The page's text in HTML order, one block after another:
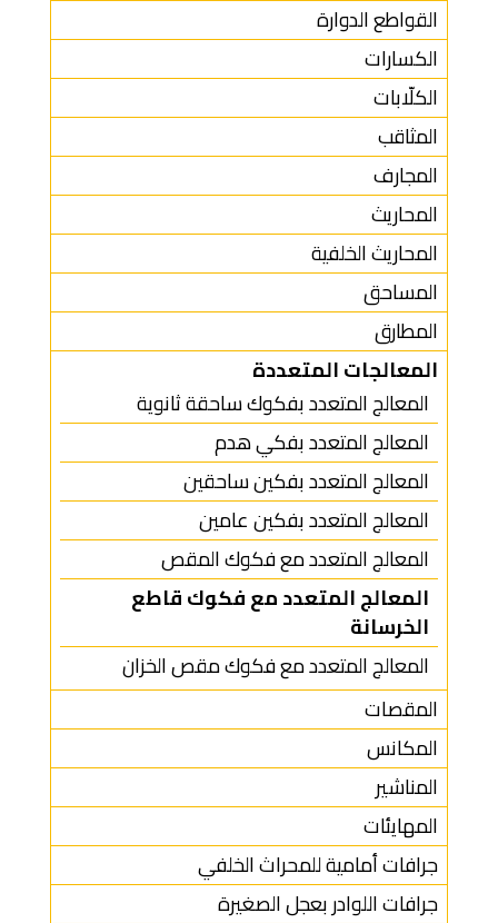
القواطع الدوارة
الكسارات
الكلّابات
المثاقب
المجارف
المحاريث
المحاريث الخلفية
المساحق
المطارق
المعالجات المتعددة
المعالج المتعدد بفكوك ساحقة ثانوية
المعالج المتعدد بفكي هدم
المعالج المتعدد بفكين ساحقين
المعالج المتعدد بفكين عامين
المعالج المتعدد مع فكوك المقص
المعالج المتعدد مع فكوك قاطع
الخرسانة
المعالج المتعدد مع فكوك مقص الخزان
المقصات
المكانس
المناشير
المهايئات
جرافات أمامية للمحراث الخلفي
جرافات اللوادر بعجل الصغيرة